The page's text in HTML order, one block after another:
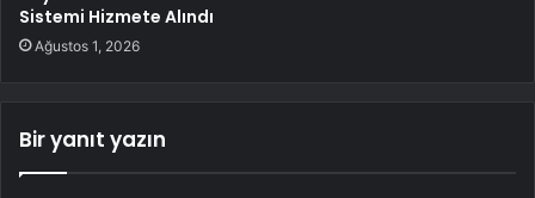
Sistemi Hizmete Alındı
Ağustos 1, 2026
Bir yanıt yazın